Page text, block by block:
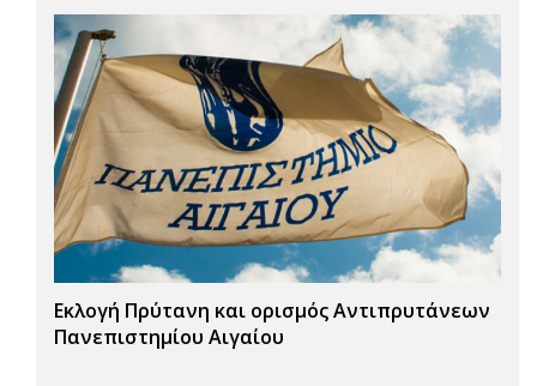
Εκλογή Πρύτανη και ορισμός Αντιπρυτάνεων
Πανεπιστημίου Αιγαίου